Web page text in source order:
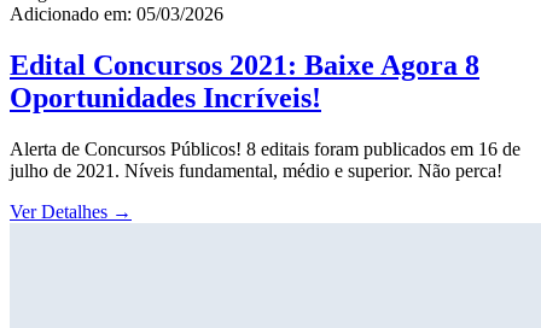
Adicionado em: 05/03/2026
Edital Concursos 2021: Baixe Agora 8
Oportunidades Incríveis!
Alerta de Concursos Públicos! 8 editais foram publicados em 16 de
julho de 2021. Níveis fundamental, médio e superior. Não perca!
Ver Detalhes →